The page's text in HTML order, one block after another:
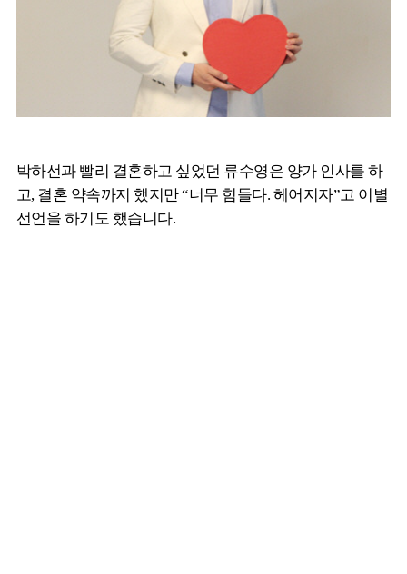
박하선과 빨리 결혼하고 싶었던 류수영은 양가 인사를 하
고, 결혼 약속까지 했지만 “너무 힘들다. 헤어지자”고 이별
선언을 하기도 했습니다.